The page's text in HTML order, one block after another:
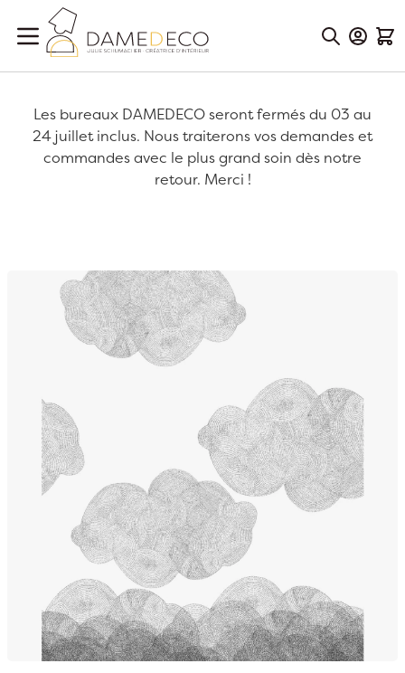
Aller au contenu
Les bureaux DAMEDECO seront fermés du 03 au
24 juillet inclus. Nous traiterons vos demandes et
commandes avec le plus grand soin dès notre
retour. Merci !
Passer à la fin de la galerie d’images